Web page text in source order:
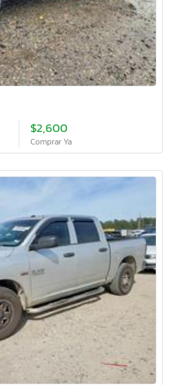
$2,600
Comprar Ya